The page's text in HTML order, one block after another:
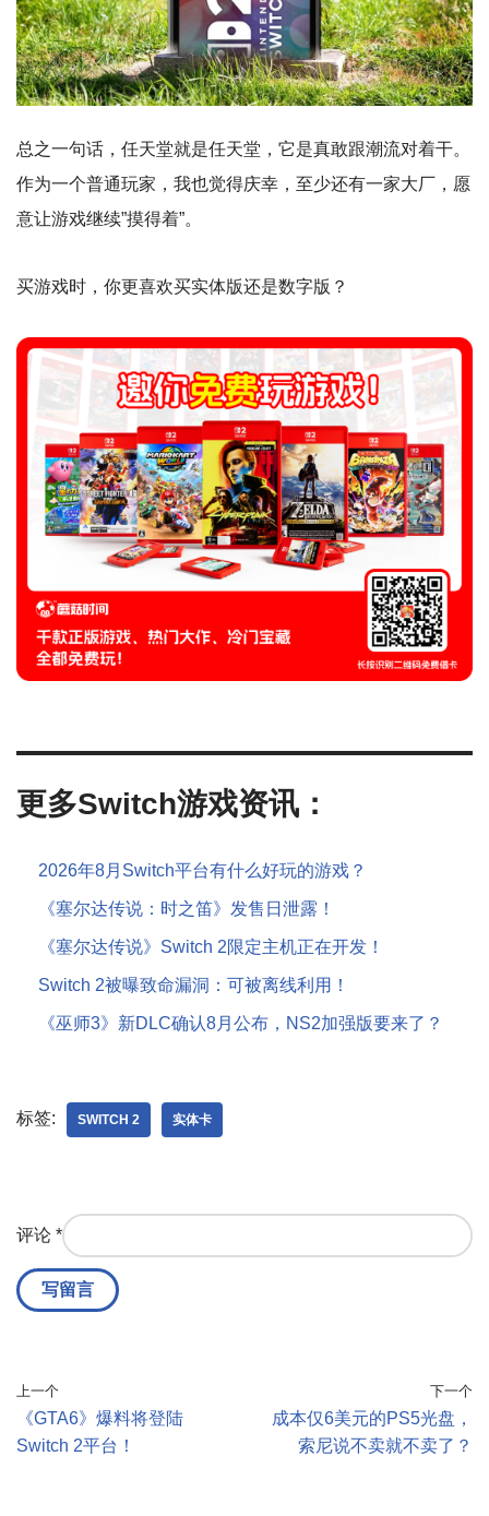
总之一句话，任天堂就是任天堂，它是真敢跟潮流对着干。
作为一个普通玩家，我也觉得庆幸，至少还有一家大厂，愿
意让游戏继续”摸得着”。
买游戏时，你更喜欢买实体版还是数字版？
更多Switch游戏资讯：
2026年8月Switch平台有什么好玩的游戏？
《塞尔达传说：时之笛》发售日泄露！
《塞尔达传说》Switch 2限定主机正在开发！
Switch 2被曝致命漏洞：可被离线利用！
《巫师3》新DLC确认8月公布，NS2加强版要来了？
标签: SWITCH 2 实体卡
评论 *
上一个
《GTA6》爆料将登陆
Switch 2平台！
下一个
成本仅6美元的PS5光盘，
索尼说不卖就不卖了？